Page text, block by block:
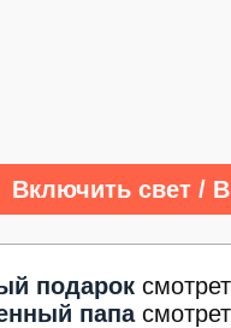
Включить свет /
подарок
папа